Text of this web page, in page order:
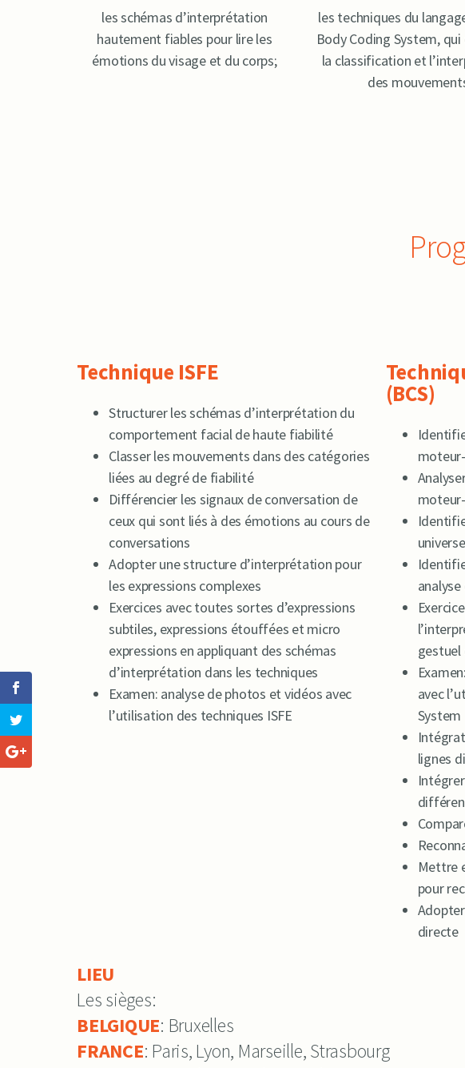
les schémas d’interprétation
hautement fiables pour lire les
émotions du visage et du corps;
les techniques du
Body Coding System,
la classification et
des
Technique ISFE
Structurer les schémas d’interprétation du
comportement facial de haute fiabilité
Classer les mouvements dans des catégories
liées au degré de fiabilité
Différencier les signaux de conversation de
ceux qui sont liés à des émotions au cours de
conversations
Adopter une structure d’interprétation pour
les expressions complexes
Exercices avec toutes sortes d’expressions
subtiles, expressions étouffées et micro
expressions en appliquant des schémas
d’interprétation dans les techniques
Examen: analyse de photos et vidéos avec
l’utilisation des techniques ISFE
(BCS)
avec
System
lignes
Mettre
pour
directe
LIEU
Les sièges:
BELGIQUE: Bruxelles
FRANCE: Paris, Lyon, Marseille, Strasbourg